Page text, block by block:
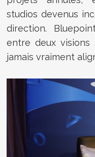
studios devenus
direction.
entre deux
jamais vraiment